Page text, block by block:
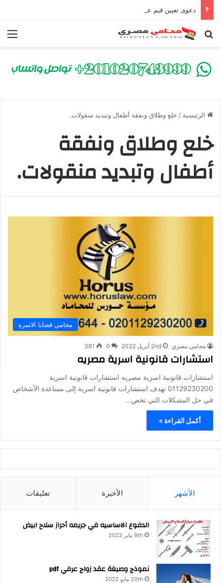
بحث عن
الرئيسية / خلع وطلاق ونفقة أطفال وتبديد منقولات.
خلع وطلاق ونفقة
أطفال وتبديد منقولات.
محامي قضايا الاسره
محامي مصري 2nd أبريل 2022 0
381
استشارات قانونية اسرية مصريه
استشارات قانونية اسرية مصريه استشارات قانونية اسرية
01129230200 تهدف استشارات قانونية اسرية إلى مساعدة الأشخاص
في حل المشكلات التي تخص…
أكمل القراءة »
الأشهر الأخيرة تعليقات
الدفوع الاساسيه في جريمه أحراز سلاح ابيض
9th يناير 2023
نموذج وصيغة عقد زواج عرفي pdf
20th مايو 2022